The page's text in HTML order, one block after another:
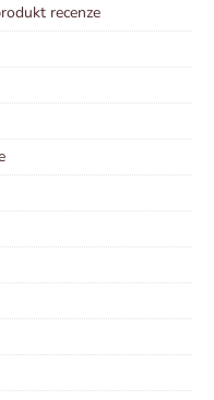
recenze